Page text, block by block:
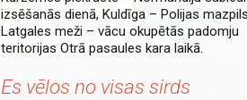
izsēšanās dienā, Kuldīga – Polijas
Latgales meži – vācu okupētās padomju
teritorijas Otrā pasaules kara laikā.
Es vēlos no visas sirds